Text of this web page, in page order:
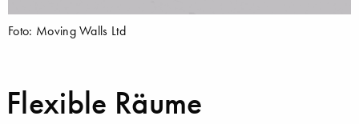
Foto: Moving Walls Ltd
Flexible Räume